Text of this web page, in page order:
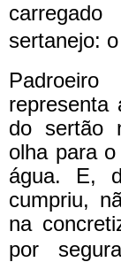
sertanejo:
do sertão
olha para
água. E,
cumpriu,
na
por